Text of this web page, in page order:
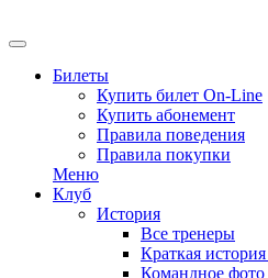
Билеты
Купить билет On-Line
Купить абонемент
Правила поведения
Правила покупки
Меню
Клуб
История
Все тренеры
Краткая
Командное фото